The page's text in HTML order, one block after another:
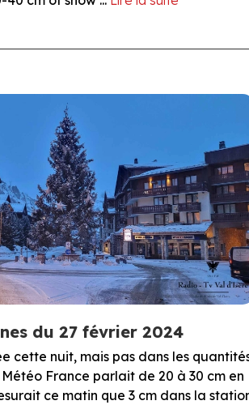
du 27 février 2024
cette nuit, mais pas dans les
France parlait de 20 à 30 cm en
ce matin que 3 cm dans la